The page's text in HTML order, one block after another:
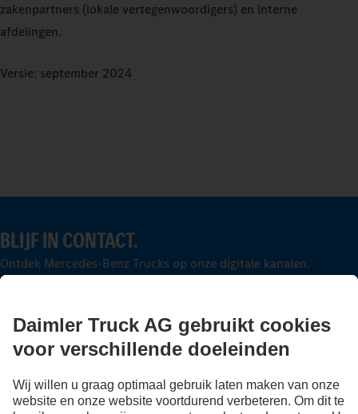
zakenpartners (lokale vertegenwoordigers) en interne
afdelingen.
Versie: september 2024
BLIJF IN CONTACT.
Ontdek Mercedes-Benz Trucks op onze digitale kanalen.